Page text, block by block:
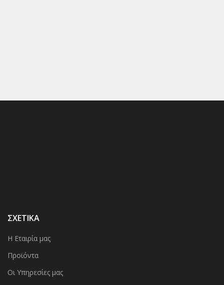
ΣΧΕΤΙΚΑ
Η Εταιρία μας
Προϊόντα
Οι Υπηρεσίες μας